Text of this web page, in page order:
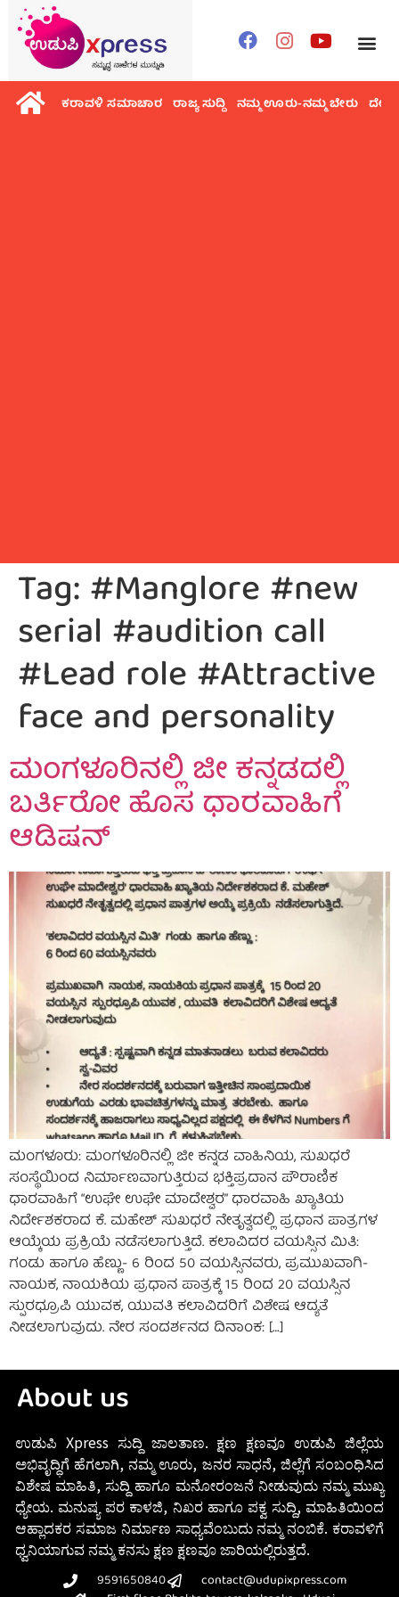
ಕರಾವಳಿ ಸಮಾಚಾರ ರಾಜ್ಯ ಸುದ್ದಿ ನಮ್ಮ ಊರು-ನಮ್ಮ ಬೇರು ದೇಶ
Tag:#Manglore #new
serial #audition call
#Lead role #Attractive
face and personality
ಮಂಗಳೂರಿನಲ್ಲಿ ಜೀ ಕನ್ನಡದಲ್ಲಿ
ಬರ್ತಿರೋ ಹೊಸ ಧಾರವಾಹಿಗೆ
ಆಡಿಷನ್
ಮಂಗಳೂರು: ಮಂಗಳೂರಿನಲ್ಲಿ ಜೀ ಕನ್ನಡ ವಾಹಿನಿಯ, ಸುಖಧರೆ
ಸಂಸ್ಥೆಯಿಂದ ನಿರ್ಮಾಣವಾಗುತ್ತಿರುವ ಭಕ್ತಿಪ್ರದಾನ ಪೌರಾಣಿಕ
ಧಾರವಾಹಿಗೆ “ಉಘೇ ಉಘೇ ಮಾದೇಶ್ವರ” ಧಾರವಾಹಿ ಖ್ಯಾತಿಯ
ನಿರ್ದೇಶಕರಾದ ಕೆ. ಮಹೇಶ್‌ ಸುಖಧರೆ ನೇತೃತ್ವದಲ್ಲಿ ಪ್ರಧಾನ ಪಾತ್ರಗಳ
ಆಯ್ಕೆಯ ಪ್ರಕ್ರಿಯೆ ನಡೆಸಲಾಗುತ್ತಿದೆ. ಕಲಾವಿದರ ವಯಸ್ಸಿನ ಮಿತಿ:
ಗಂಡು ಹಾಗೂ ಹೆಣ್ಣು- 6 ರಿಂದ 50 ವಯಸ್ಸಿನವರು, ಪ್ರಮುಖವಾಗಿ-
ನಾಯಕ, ನಾಯಕಿಯ ಪ್ರಧಾನ ಪಾತ್ರಕ್ಕೆ 15 ರಿಂದ 20 ವಯಸ್ಸಿನ
ಸ್ಪುರಧ್ರೂಪಿ ಯುವಕ, ಯುವತಿ ಕಲಾವಿದರಿಗೆ ವಿಶೇಷ ಆದ್ಯತೆ
ನೀಡಲಾಗುವುದು. ನೇರ ಸಂದರ್ಶನದ ದಿನಾಂಕ: […]
About us
ಉಡುಪಿ Xpress ಸುದ್ದಿ ಜಾಲತಾಣ. ಕ್ಷಣ ಕ್ಷಣವೂ ಉಡುಪಿ ಜಿಲ್ಲೆಯ
ಅಭಿವೃದ್ಧಿಗೆ ಹೆಗಲಾಗಿ, ನಮ್ಮ ಊರು, ಜನರ ಸಾಧನೆ, ಜಿಲ್ಲೆಗೆ ಸಂಬಂಧಿಸಿದ
ವಿಶೇಷ ಮಾಹಿತಿ, ಸುದ್ದಿ ಹಾಗೂ ಮನೋರಂಜನೆ ನೀಡುವುದು ನಮ್ಮ ಮುಖ್ಯ
ಧ್ಯೇಯ. ಮನುಷ್ಯ ಪರ ಕಾಳಜಿ, ನಿಖರ ಹಾಗೂ ಪಕ್ವ ಸುದ್ದಿ, ಮಾಹಿತಿಯಿಂದ
ಆಹ್ಲಾದಕರ ಸಮಾಜ ನಿರ್ಮಾಣ ಸಾಧ್ಯವೆಂಬುದು ನಮ್ಮ ನಂಬಿಕೆ. ಕರಾವಳಿಗೆ
ಧ್ವನಿಯಾಗುವ ನಮ್ಮ ಕನಸು ಕ್ಷಣ ಕ್ಷಣವೂ ಜಾರಿಯಲ್ಲಿರುತ್ತದೆ.
9591650840
contact@udupixpress.com